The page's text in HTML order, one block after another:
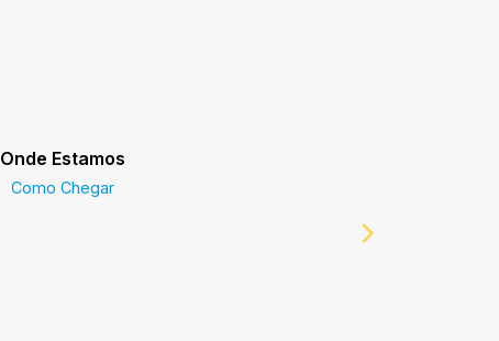
Onde Estamos
Como Chegar